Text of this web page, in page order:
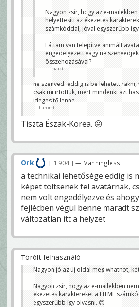
Nagyon zsír, hogy az e-mailekben
helyettesíti az ékezetes
számkóddal, jóval egyszerűbb
Láttam van telepítve animált
engedélyezett vagy ne
összehozásával?
marci
ne szenved. eddig is be lehetett rakni,
csak mi irtottuk, mert mindenki azt
idegesítő lenne
haromt
Tiszta Észak-Korea. 😛
Ork 1 904 — Manningless
a technikai lehetősége eddig is
képet töltsenek fel avatárnak,
nem volt engedélyezve és
fejlécben végül benne maradt
változatlan itt a helyzet
Törölt felhasználó
Nagyon jó az új oldal meg whatnot,
Nagyon zsír, hogy az e-mailekben
ékezetes karaktereket a HTML
egyszerűbb így olvasni. 😊